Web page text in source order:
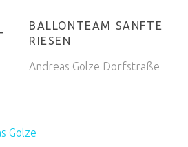
BALLONTEAM SANFTE
RIESEN
Andreas Golze Dorfstraße
Golze